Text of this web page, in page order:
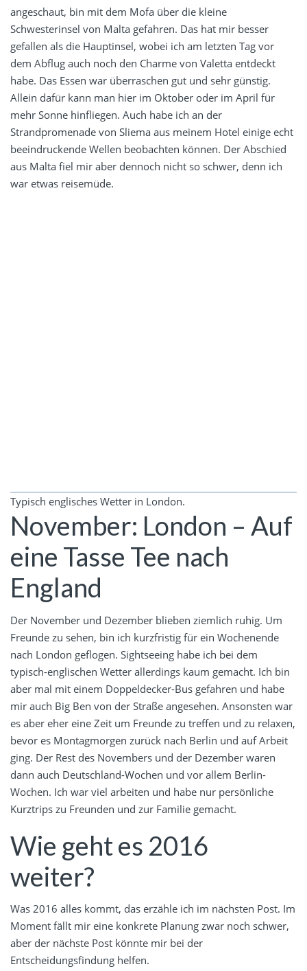
angeschaut, bin mit dem Mofa über die kleine
Schwesterinsel von Malta gefahren. Das hat mir besser
gefallen als die Hauptinsel, wobei ich am letzten Tag vor
dem Abflug auch noch den Charme von Valetta entdeckt
habe. Das Essen war überraschen gut und sehr günstig.
Allein dafür kann man hier im Oktober oder im April für
mehr Sonne hinfliegen. Auch habe ich an der
Strandpromenade von Sliema aus meinem Hotel einige echt
beeindruckende Wellen beobachten können. Der Abschied
aus Malta fiel mir aber dennoch nicht so schwer, denn ich
war etwas reisemüde.
Typisch englisches Wetter in London.
November: London – Auf
eine Tasse Tee nach
England
Der November und Dezember blieben ziemlich ruhig. Um
Freunde zu sehen, bin ich kurzfristig für ein Wochenende
nach London geflogen. Sightseeing habe ich bei dem
typisch-englischen Wetter allerdings kaum gemacht. Ich bin
aber mal mit einem Doppeldecker-Bus gefahren und habe
mir auch Big Ben von der Straße angesehen. Ansonsten war
es aber eher eine Zeit um Freunde zu treffen und zu relaxen,
bevor es Montagmorgen zurück nach Berlin und auf Arbeit
ging. Der Rest des Novembers und der Dezember waren
dann auch Deutschland-Wochen und vor allem Berlin-
Wochen. Ich war viel arbeiten und habe nur persönliche
Kurztrips zu Freunden und zur Familie gemacht.
Wie geht es 2016
weiter?
Was 2016 alles kommt, das erzähle ich im nächsten Post. Im
Moment fällt mir eine konkrete Planung zwar noch schwer,
aber der nächste Post könnte mir bei der
Entscheidungsfindung helfen.